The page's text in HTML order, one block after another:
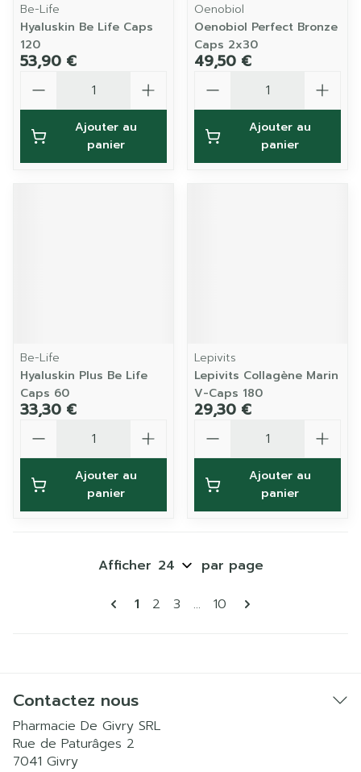
Be-Life
Hyaluskin Be Life Caps
120
53,90 €
Ajouter au
panier
Oenobiol
Oenobiol Perfect Bronze
Caps 2x30
49,50 €
Ajouter au
panier
Be-Life
Hyaluskin Plus Be Life
Caps 60
33,30 €
Ajouter au
panier
Lepivits
Lepivits Collagène Marin
V-Caps 180
29,30 €
Ajouter au
panier
Pages
Vous lisez actuellement la page
1 Page
2 Page
3 ... Page
10
Afficher par page
Contactez nous
Pharmacie De Givry SRL
Rue de Paturâges 2
7041 Givry